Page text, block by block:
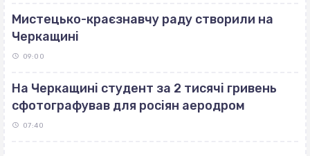
Мистецько-краєзнавчу раду створили на
Черкащині
09:00
На Черкащині студент за 2 тисячі гривень
сфотографував для росіян аеродром
07:40